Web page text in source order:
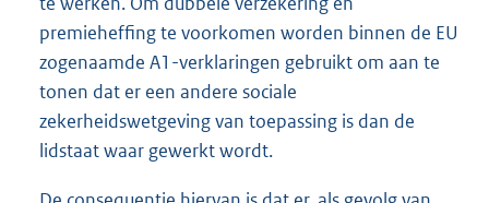
premieheffing te voorkomen worden binnen de EU
zogenaamde A1-verklaringen gebruikt om aan te
tonen dat er een andere sociale
zekerheidswetgeving van toepassing is dan de
lidstaat waar gewerkt wordt.